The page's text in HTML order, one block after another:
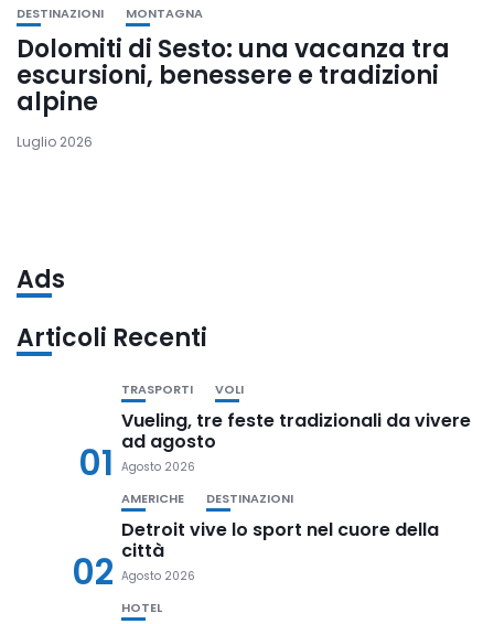
DESTINAZIONI MONTAGNA
Dolomiti di Sesto: una vacanza tra
escursioni, benessere e tradizioni
alpine
Luglio 2026
Ads
Articoli Recenti
01
TRASPORTI VOLI
Vueling, tre feste tradizionali da vivere
ad agosto
Agosto 2026
02
AMERICHE DESTINAZIONI
Detroit vive lo sport nel cuore della
città
Agosto 2026
HOTEL